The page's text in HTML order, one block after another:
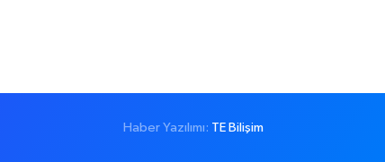
Haber Yazılımı: TE Bilişim